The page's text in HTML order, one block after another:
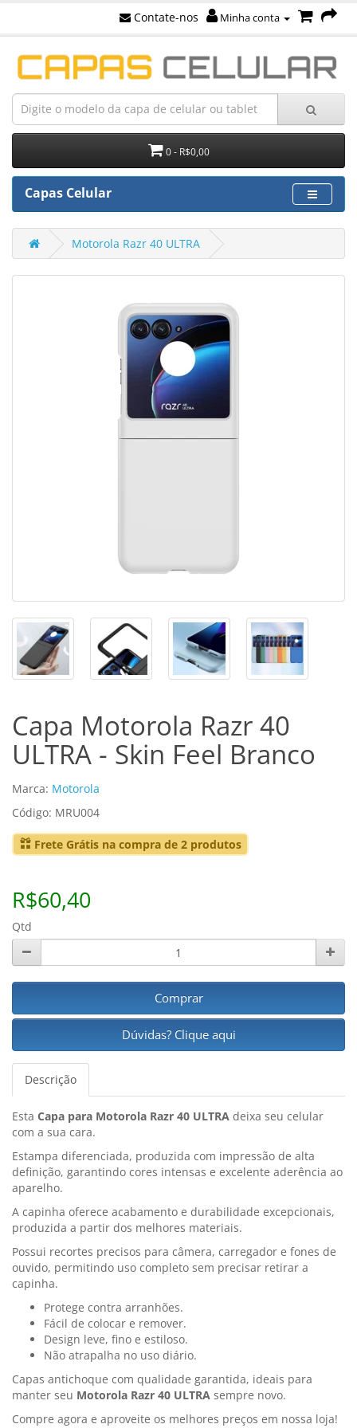
Contate-nos Minha conta
0 - R$0,00
Capas Celular
Motorola Razr 40 ULTRA
Capa Motorola Razr 40
ULTRA - Skin Feel Branco
Marca: Motorola
Código: MRU004
Frete Grátis na compra de 2 produtos
R$60,40
Qtd
Comprar
Dúvidas? Clique aqui
Descrição
Esta Capa para Motorola Razr 40 ULTRA deixa seu celular
com a sua cara.
Estampa diferenciada, produzida com impressão de alta
definição, garantindo cores intensas e excelente aderência ao
aparelho.
A capinha oferece acabamento e durabilidade excepcionais,
produzida a partir dos melhores materiais.
Possui recortes precisos para câmera, carregador e fones de
ouvido, permitindo uso completo sem precisar retirar a
capinha.
Protege contra arranhões.
Fácil de colocar e remover.
Design leve, fino e estiloso.
Não atrapalha no uso diário.
Capas antichoque com qualidade garantida, ideais para
manter seu Motorola Razr 40 ULTRA sempre novo.
Compre agora e aproveite os melhores preços em nossa loja!